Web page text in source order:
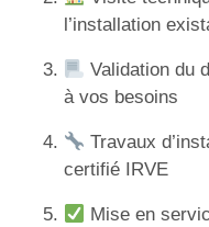
l’installation
Validation du
à vos besoins
Travaux
certifié IRVE
Mise en